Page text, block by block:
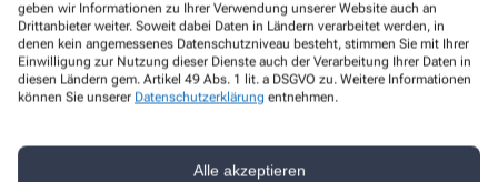
geben wir Informationen zu Ihrer Verwendung unserer Website auch an
Drittanbieter weiter. Soweit dabei Daten in Ländern verarbeitet werden, in
denen kein angemessenes Datenschutzniveau besteht, stimmen Sie mit Ihrer
Einwilligung zur Nutzung dieser Dienste auch der Verarbeitung Ihrer Daten in
diesen Ländern gem. Artikel 49 Abs. 1 lit. a DSGVO zu. Weitere Informationen
können Sie unserer Datenschutzerklärung entnehmen.
Alle akzeptieren
Wir sind für Sie da – vor Ort und digital
Unsere Apotheke steht nicht nur als vertrauenswürdiger Ort in
Ihrer Nachbarschaft, sondern auch als digitaler Begleiter zur
und Betreuung an. Online stehen wir Ihnen mit derselben
Expertise und Fürsorge zur Verfügung. In beiden Dimensionen,